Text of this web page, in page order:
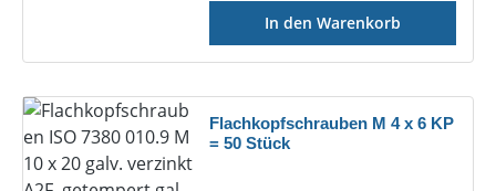
In den Warenkorb
Flachkopfschrauben M 4 x 6 KP
= 50 Stück